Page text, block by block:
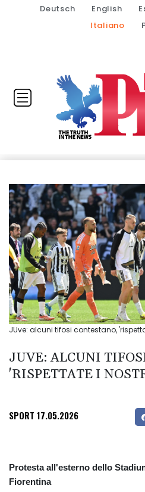
Deutsch English
Italiano
JUve: alcuni tifosi contestano,
JUVE: ALCUNI
'RISPETTATE I
SPORT 17.05.2026
Protesta all'esterno dello
Fiorentina